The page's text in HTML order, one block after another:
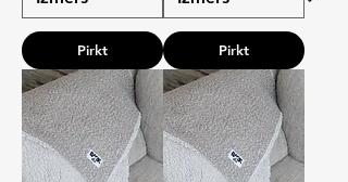
Pirkt Pirkt